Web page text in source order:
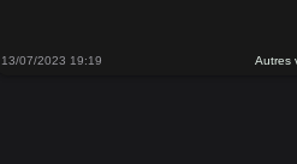
13/07/2023 19:19 Autres